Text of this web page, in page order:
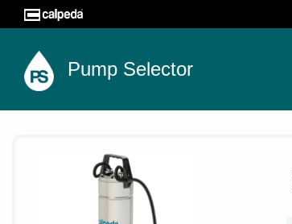
Pump Selector